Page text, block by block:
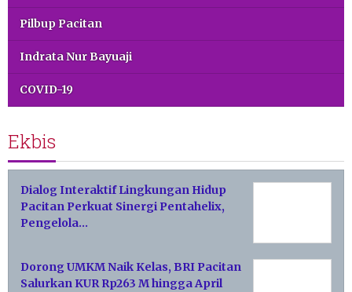
Pilbup Pacitan
Indrata Nur Bayuaji
COVID-19
Ekbis
Dialog Interaktif Lingkungan Hidup
Pacitan Perkuat Sinergi Pentahelix,
Pengelola…
Dorong UMKM Naik Kelas, BRI Pacitan
Salurkan KUR Rp263 M hingga April